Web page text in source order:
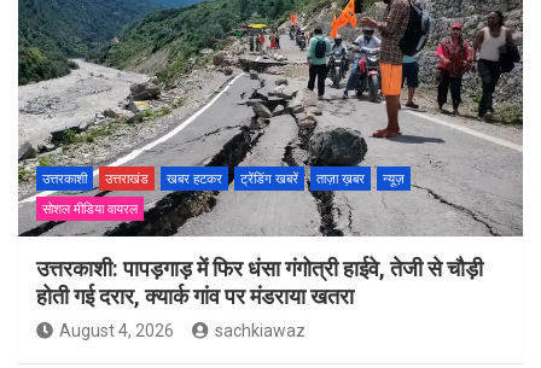
उत्तरकाशी उत्तराखंड खबर हटकर ट्रेंडिंग खबरें ताज़ा ख़बर
न्यूज़
सोशल मीडिया वायरल
उत्तरकाशी: पापड़गाड़ में फिर धंसा गंगोत्री हाईवे, तेजी से चौड़ी
होती गई दरार, क्यार्क गांव पर मंडराया खतरा
August 4, 2026 sachkiawaz